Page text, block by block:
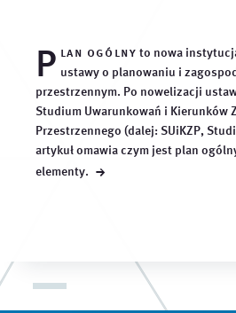
P lan ogólny to nowa
ustawy o planowaniu i
przestrzennym. Po nowelizacji
Studium Uwarunkowań i Kierunków
Przestrzennego (dalej: SUiKZP,
artykuł omawia czym jest plan
elementy. →